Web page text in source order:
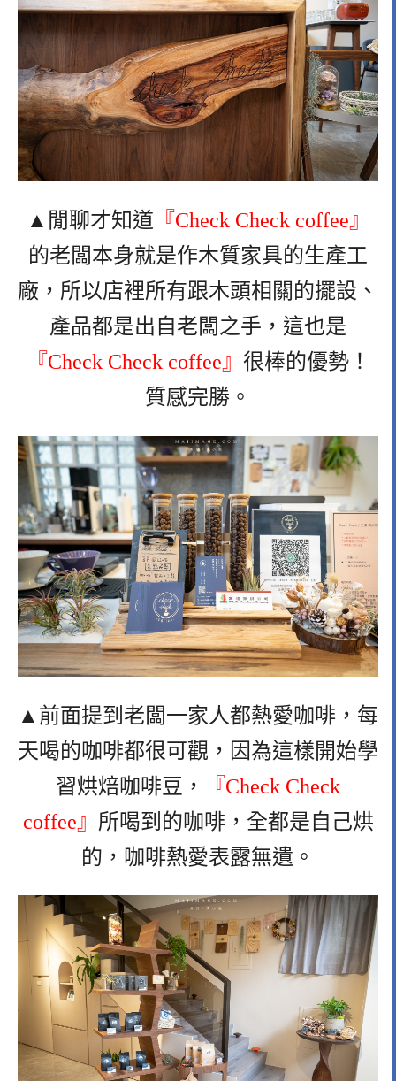
▲閒聊才知道 『Check Check coffee』
的老闆本身就是作木質家具的生產工
廠，所以店裡所有跟木頭相關的擺設、
產品都是出自老闆之手，這也是
『Check Check coffee』 很棒的優勢！
質感完勝。
▲前面提到老闆一家人都熱愛咖啡，每
天喝的咖啡都很可觀，因為這樣開始學
習烘焙咖啡豆，
『Check Check
coffee』 所喝到的咖啡，全都是自己烘
的，咖啡熱愛表露無遺。